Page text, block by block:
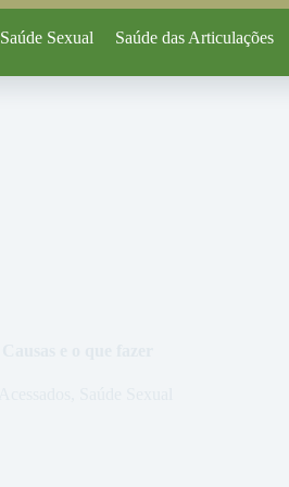
Saúde Sexual Saúde das Articulações